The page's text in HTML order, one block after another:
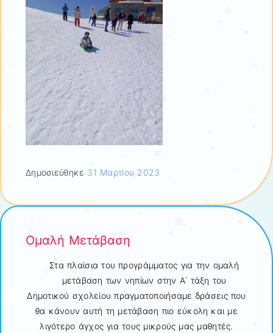
Δημοσιεύθηκε 31 Μαρτίου 2023
Ομαλή Μετάβαση
Στα πλαίσια του προγράμματος για την ομαλή
μετάβαση των νηπίων στην Α΄ τάξη του
Δημοτικού σχολείου πραγματοποιήσαμε δράσεις που
θα κάνουν αυτή τη μετάβαση πιο εύκολη και με
λιγότερο άγχος για τους μικρούς μας μαθητές.